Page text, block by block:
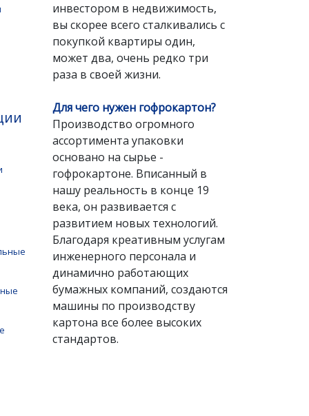
инвестором в недвижимость,
вы скорее всего сталкивались с
покупкой квартиры один,
может два, очень редко три
раза в своей жизни.
Для чего нужен гофрокартон?
Производство огромного
ассортимента упаковки
основано на сырье -
гофрокартоне. Вписанный в
нашу реальность в конце 19
века, он развивается с
развитием новых технологий.
Благодаря креативным услугам
инженерного персонала и
динамично работающих
бумажных компаний, создаются
машины по производству
картона все более высоких
стандартов.